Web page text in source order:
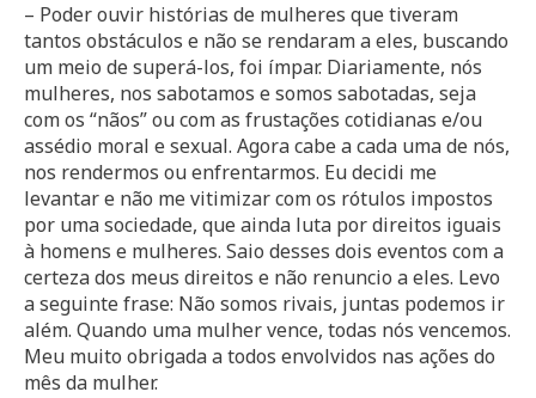
– Poder ouvir histórias de mulheres que tiveram
tantos obstáculos e não se rendaram a eles, buscando
um meio de superá-los, foi ímpar. Diariamente, nós
mulheres, nos sabotamos e somos sabotadas, seja
com os “nãos” ou com as frustações cotidianas e/ou
assédio moral e sexual. Agora cabe a cada uma de nós,
nos rendermos ou enfrentarmos. Eu decidi me
levantar e não me vitimizar com os rótulos impostos
por uma sociedade, que ainda luta por direitos iguais
à homens e mulheres. Saio desses dois eventos com a
certeza dos meus direitos e não renuncio a eles. Levo
a seguinte frase: Não somos rivais, juntas podemos ir
além. Quando uma mulher vence, todas nós vencemos.
Meu muito obrigada a todos envolvidos nas ações do
mês da mulher.